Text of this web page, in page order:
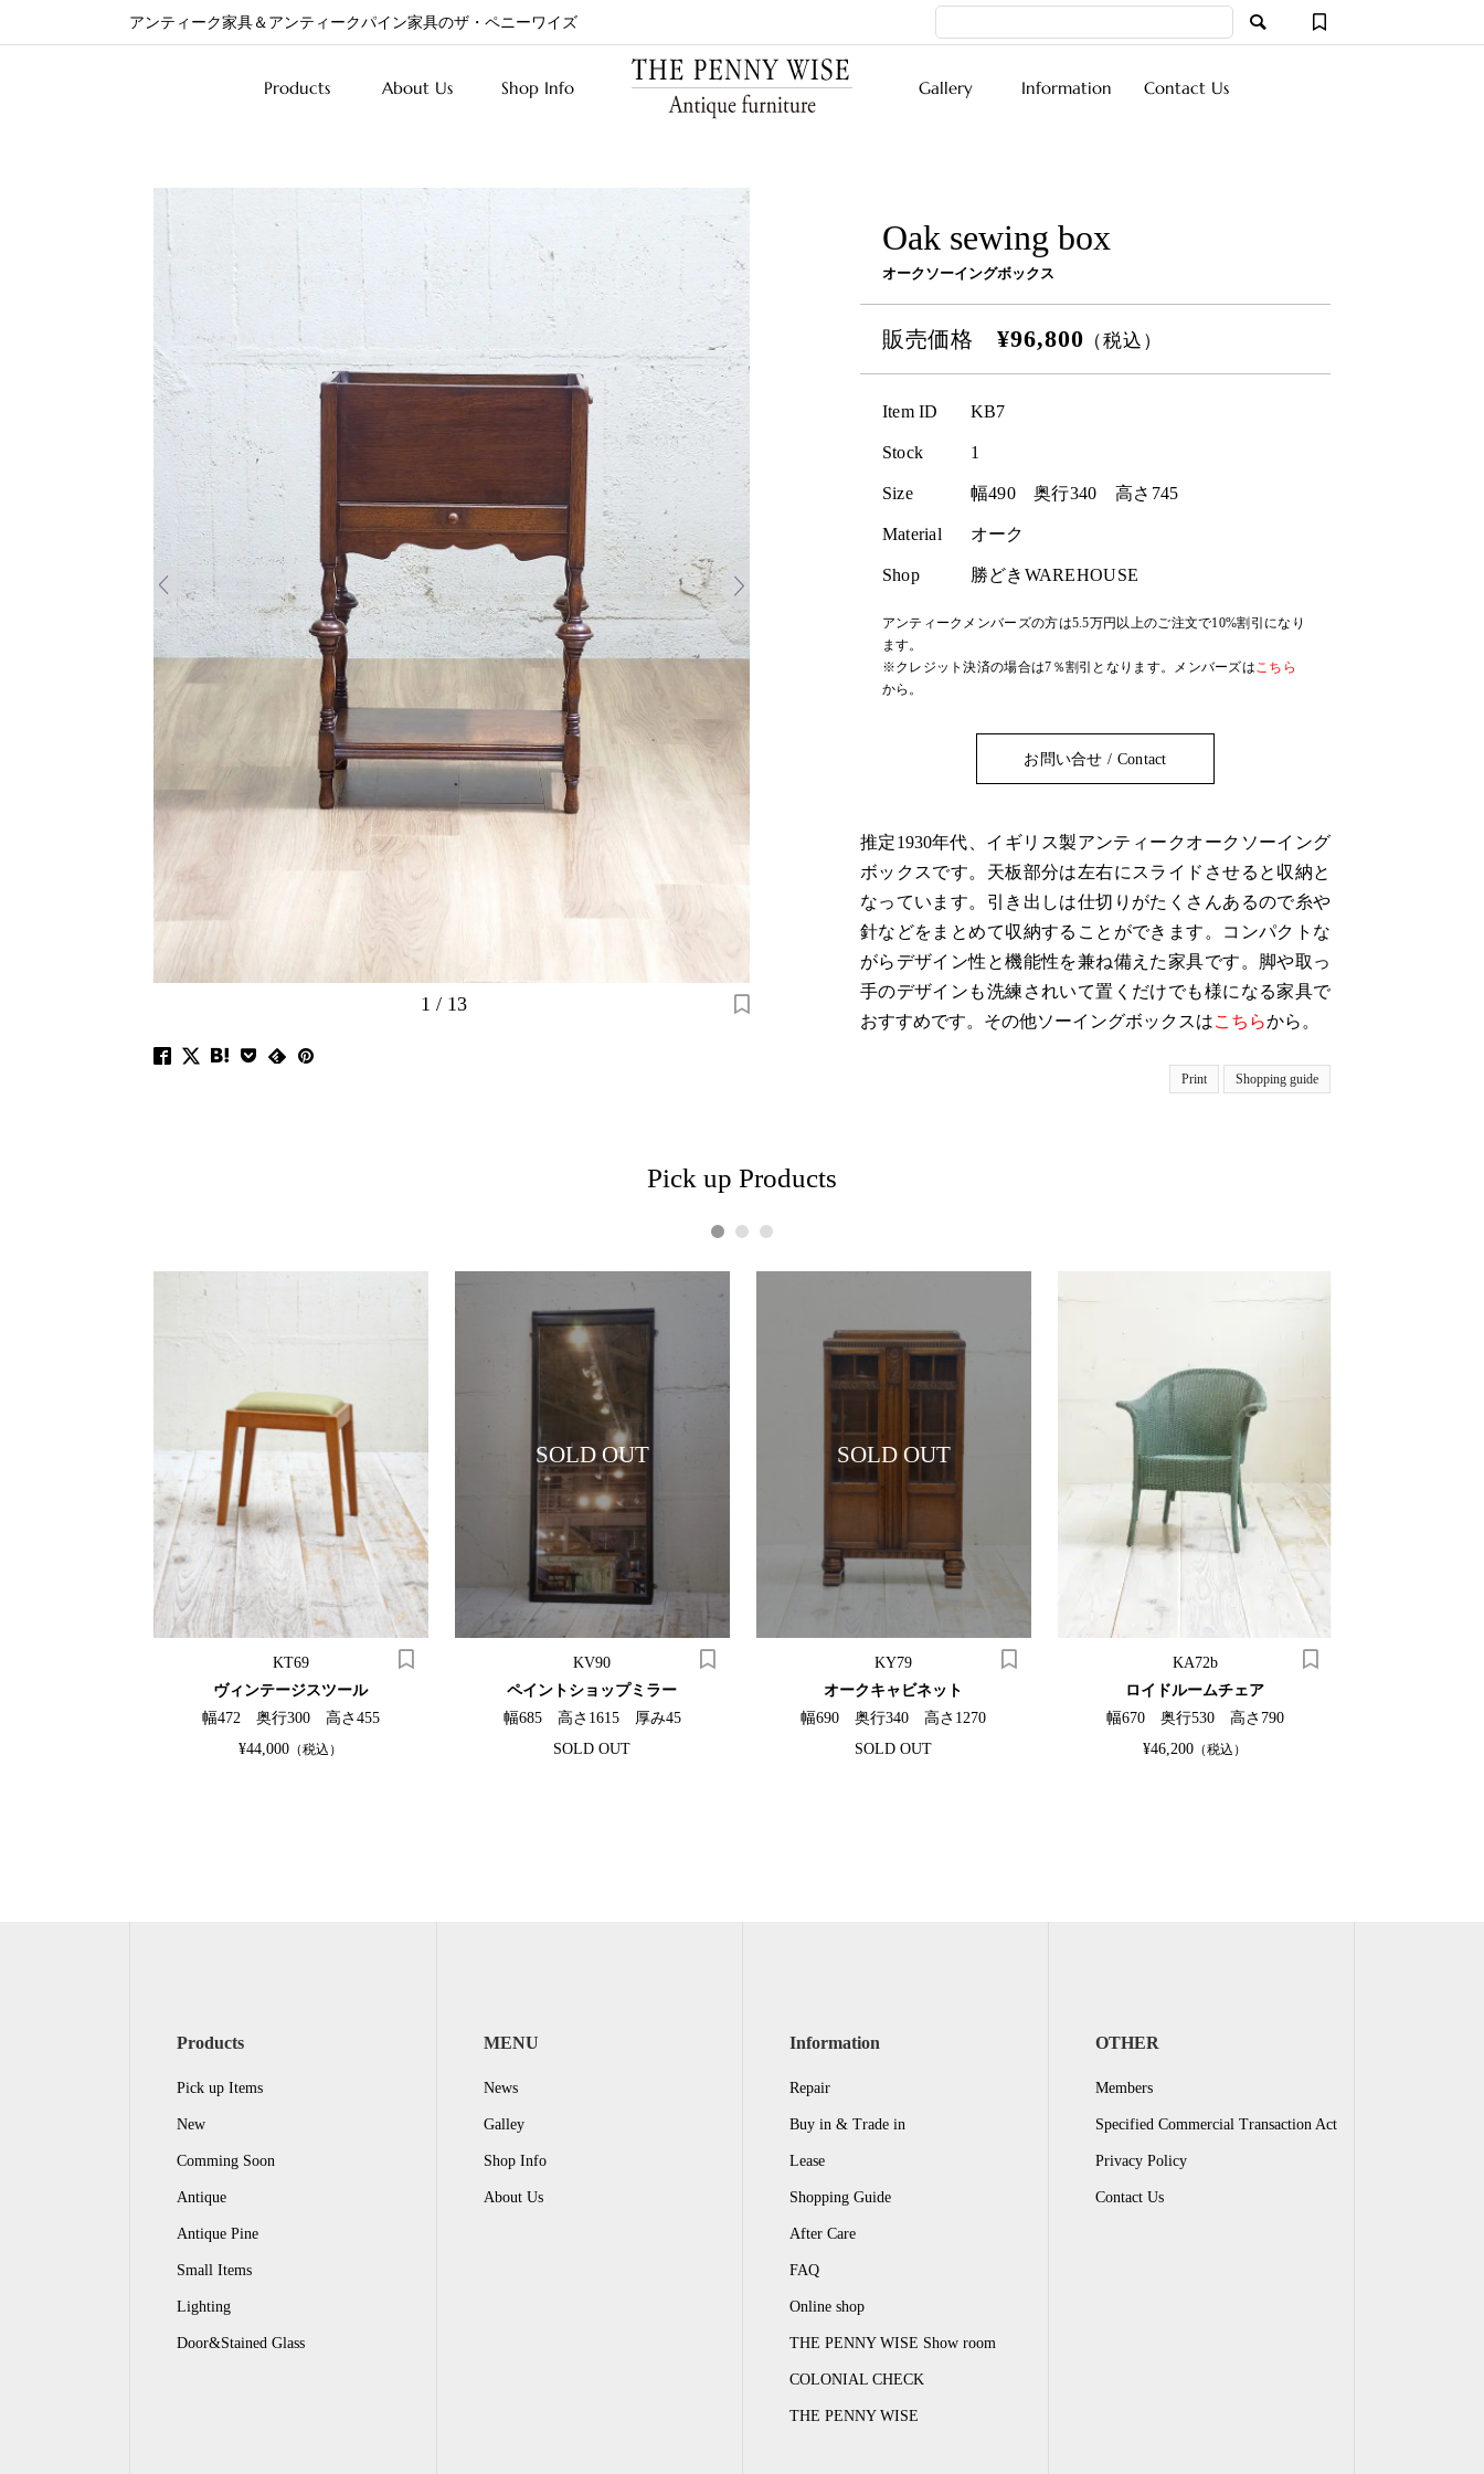
アンティーク家具＆アンティークパイン家具のザ・ペニーワイズ
Products About Us Shop Info Gallery Information Contact Us
1 / 13
Oak sewing box
オークソーイングボックス
販売価格¥96,800 （税込）
Item ID KB7
Stock 1
Size 幅490奥行340 高さ 745
Material オーク
Shop 勝どきWAREHOUSE
アンティークメンバーズの方は5.5万円以上のご注文で10%割引になり
ます。
※クレジット決済の場合は7％割引となります。メンバーズはこちら
から。
お問い合せ / Contact
推定1930年代、イギリス製アンティークオークソーイング
ボックスです。天板部分は左右にスライドさせると収納と
なっています。引き出しは仕切りがたくさんあるので糸や
針などをまとめて収納することができます。コンパクトな
がらデザイン性と機能性を兼ね備えた家具です。脚や取っ
手のデザインも洗練されいて置くだけでも様になる家具で
おすすめです。その他ソーイングボックスはこちらから。
Print Shopping guide
Pick up Products
KT69
ヴィンテージスツール
幅472 奥行300 高さ455
¥44,000 （税込）
SOLD OUT
KV90
ペイントショップミラー
幅685 高さ1615 厚み45
SOLD OUT
SOLD OUT
KY79
オークキャビネット
幅690 奥行340 高さ1270
SOLD OUT
KA72b
ロイドルームチェア
幅670 奥行530 高さ790
¥46,200 （税込）
1 2 3
Products
Pick up Items
New
Comming Soon
Antique
Antique Pine
Small Items
Lighting
Door&Stained Glass
MENU
News
Galley
Shop Info
About Us
Information
Repair
Buy in & Trade in
Lease
Shopping Guide
After Care
FAQ
Online shop
THE PENNY WISE Show room
COLONIAL CHECK
THE PENNY WISE
OTHER
Members
Specified Commercial Transaction Act
Privacy Policy
Contact Us